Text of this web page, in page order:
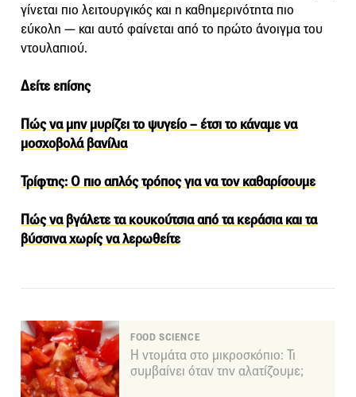
γίνεται πιο λειτουργικός και η καθημερινότητα πιο
εύκολη — και αυτό φαίνεται από το πρώτο άνοιγμα του
ντουλαπιού.
Δείτε επίσης
Πώς να μην μυρίζει το ψυγείο – έτσι το κάναμε να
μοσχοβολά βανίλια
Τρίφτης: Ο πιο απλός τρόπος για να τον καθαρίσουμε
Πώς να βγάλετε τα κουκούτσια από τα κεράσια και τα
βύσσινα χωρίς να λερωθείτε
FOOD SCIENCE
Η ντομάτα στο μικροσκόπιο: Τι
συμβαίνει όταν την αλατίζουμε;